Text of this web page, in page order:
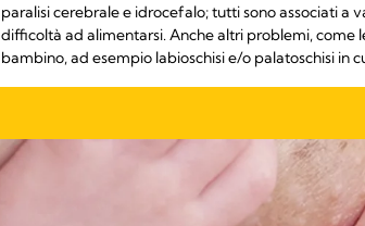
paralisi cerebrale e idrocefalo; tutti sono associati
difficoltà ad alimentarsi. Anche altri problemi, come
bambino, ad esempio labioschisi e/o palatoschisi in